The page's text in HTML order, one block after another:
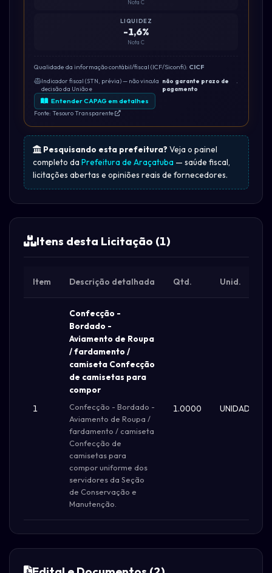
Nota C
LIQUIDEZ
-1,6%
Nota C
Qualidade da informação contábil/fiscal (ICF/Siconfi): CICF
Indicador fiscal (STN, prévia) — não vincula
decisão da União e
não garante prazo de
pagamento
.
Entender CAPAG em detalhes
Fonte: Tesouro Transparente
Pesquisando esta prefeitura? Veja o painel
completo da Prefeitura de Araçatuba — saúde fiscal,
licitações abertas e opiniões reais de fornecedores.
Itens desta Licitação (1)
Item Descrição detalhada Qtd. Unid.
1
Confecção -
Bordado -
Aviamento de Roupa
/ fardamento /
camiseta Confecção
de camisetas para
compor
Confecção - Bordado -
Aviamento de Roupa /
fardamento / camiseta
Confecção de
camisetas para
compor uniforme dos
servidores da Seção
de Conservação e
Manutenção.
1.0000 UNIDADE